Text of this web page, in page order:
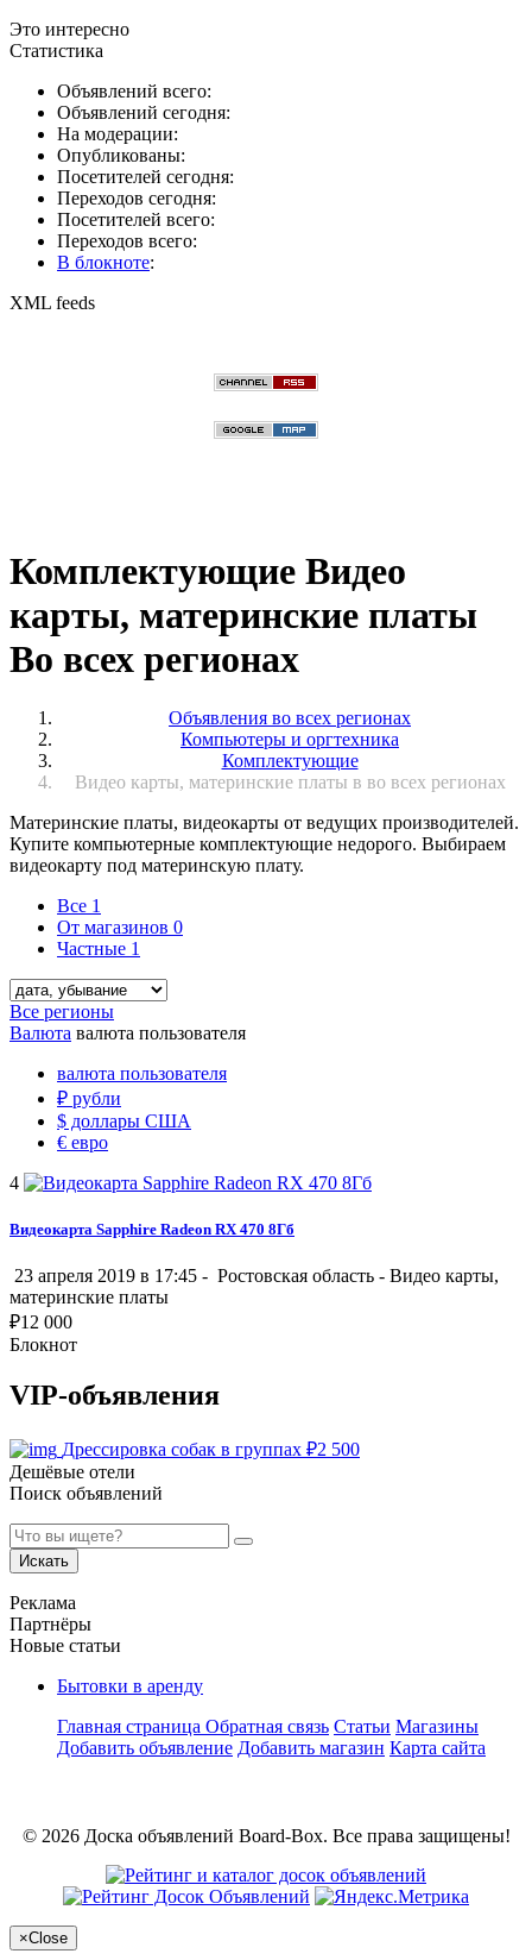
Это интересно
Статистика
Объявлений всего:
Объявлений сегодня:
На модерации:
Опубликованы:
Посетителей сегодня:
Переходов сегодня:
Посетителей всего:
Переходов всего:
В блокноте:
XML feeds
Комплектующие Видео
карты, материнские платы
Во всех регионах
Объявления во всех регионах
Компьютеры и оргтехника
Комплектующие
Видео карты, материнские платы в во всех регионах
Материнские платы, видеокарты от ведущих производителей.
Купите компьютерные комплектующие недорого. Выбираем
видеокарту под материнскую плату.
Все 1
От магазинов 0
Частные 1
Все регионы
Валюта валюта пользователя
валюта пользователя
₽ рубли
$ доллары США
€ евро
4
Видеокарта Sapphire Radeon RX 470 8Гб
23 апреля 2019 в 17:45 - Ростовская область - Видео карты,
материнские платы
₽12 000
Блокнот
VIP-объявления
Дрессировка собак в группах ₽2 500
Дешёвые отели
Поиск объявлений
Искать
Реклама
Партнёры
Новые статьи
Бытовки в аренду
Главная страница Обратная связь Статьи Магазины
Добавить объявление Добавить магазин Карта сайта
© 2026 Доска объявлений Board-Box. Все права защищены!
×Close